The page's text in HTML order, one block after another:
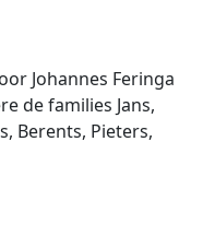
Johannes Feringa
de families Jans,
Berents, Pieters,